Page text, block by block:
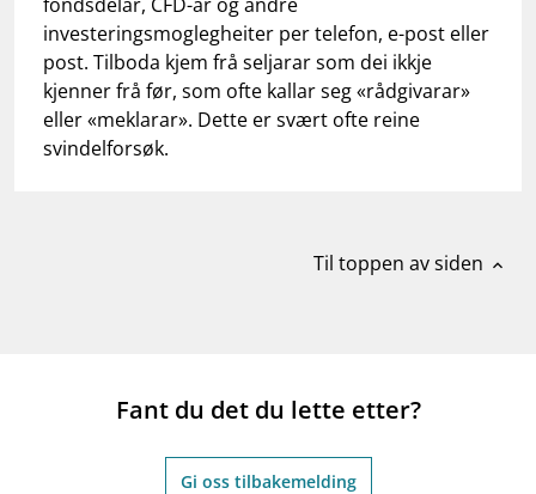
investeringsmoglegheiter per telefon, e-post eller
post. Tilboda kjem frå seljarar som dei ikkje
kjenner frå før, som ofte kallar seg «rådgivarar»
eller «meklarar». Dette er svært ofte reine
svindelforsøk.
Til toppen av siden expand_less
Fant du det du lette etter?
Gi oss tilbakemelding